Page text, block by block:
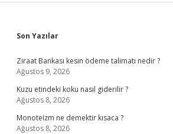
Sidebar
Son Yazılar
Ziraat Bankası kesin ödeme talimatı nedir ?
Ağustos 9, 2026
Kuzu etindeki koku nasıl giderilir ?
Ağustos 8, 2026
Monoteizm ne demektir kısaca ?
Ağustos 8, 2026